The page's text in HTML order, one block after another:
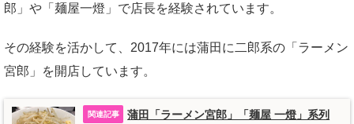
郎」や「麺屋一燈」で店長を経験されています。
その経験を活かして、2017年には蒲田に二郎系の「ラーメン
宮郎」を開店しています。
蒲田「ラーメン宮郎」「麺屋 一燈」系列